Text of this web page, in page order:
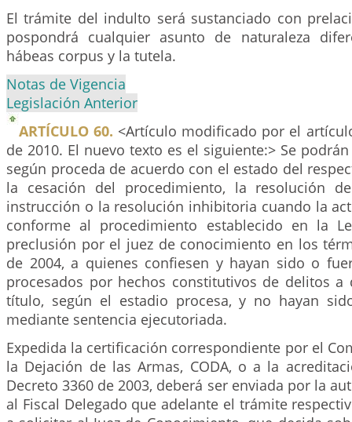
El trámite del indulto será sustanciado con
pospondrá cualquier asunto de naturaleza
hábeas corpus y la tutela.
Notas de Vigencia
Legislación Anterior
ARTÍCULO 60. <Artículo modificado por el
de 2010. El nuevo texto es el siguiente:> Se
según proceda de acuerdo con el estado del
la cesación del procedimiento, la resolución
instrucción o la resolución inhibitoria cuando la
conforme al procedimiento establecido en la
preclusión por el juez de conocimiento en los
de 2004, a quienes confiesen y hayan sido o
procesados por hechos constitutivos de delitos a
título, según el estadio procesa, y no hayan
mediante sentencia ejecutoriada.
Expedida la certificación correspondiente por el
la Dejación de las Armas, CODA, o a la
Decreto 3360 de 2003, deberá ser enviada por la
al Fiscal Delegado que adelante el trámite